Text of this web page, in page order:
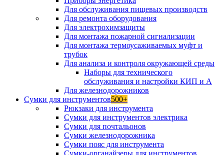
Для обслуживания пищевых производств
Для ремонта оборудования
Для электрохимзащиты
Для монтажа пожарной сигнализации
Для монтажа термоусаживаемых муфт и
трубок
Для анализа и контроля окружающей среды
Наборы для технического
обслуживания и настройки КИП и А
Для железнодорожников
Сумки для инструментов500+
Рюкзаки для инструмента
Сумки для инструментов электрика
Сумки для почтальонов
Сумки железнодорожника
Сумки пояс для инструмента
Сумки-органайзеры для инструментов